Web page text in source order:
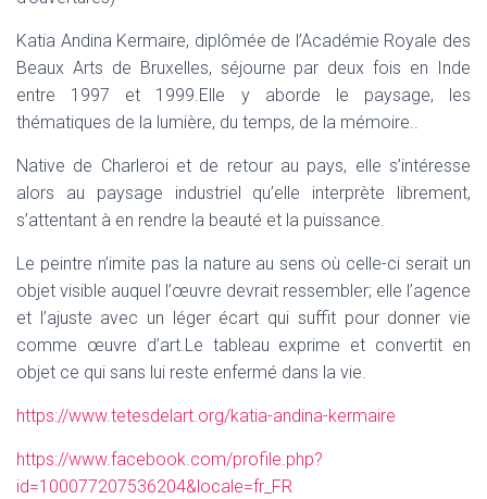
Katia Andina Kermaire, diplômée de l’Académie Royale des
Beaux Arts de Bruxelles, séjourne par deux fois en Inde
entre 1997 et 1999.Elle y aborde le paysage, les
thématiques de la lumière, du temps, de la mémoire..
Native de Charleroi et de retour au pays, elle s’intéresse
alors au paysage industriel qu’elle interprète librement,
s’attentant à en rendre la beauté et la puissance.
Le peintre n’imite pas la nature au sens où celle-ci serait un
objet visible auquel l’œuvre devrait ressembler; elle l’agence
et l’ajuste avec un léger écart qui suffit pour donner vie
comme œuvre d’art.Le tableau exprime et convertit en
objet ce qui sans lui reste enfermé dans la vie.
https://www.tetesdelart.org/katia-andina-kermaire
https://www.facebook.com/profile.php?
id=100077207536204&locale=fr_FR